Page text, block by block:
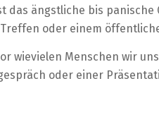
das ängstliche bis
oder einem
wievielen Menschen wir
oder einer